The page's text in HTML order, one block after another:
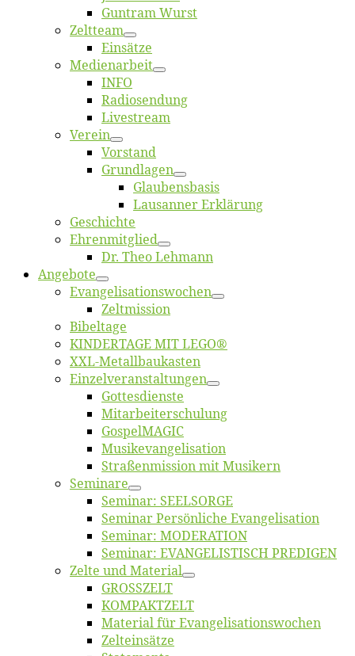
Gun­tram Wurst
Zelt­team
Ein­sät­ze
Me­di­en­ar­beit
INFO
Ra­dio­sen­dung
Live­stream
Ver­ein
Vor­stand
Grund­la­gen
Glaubens­ba­sis
Lausan­ner Erklärung
Ge­schich­te
Eh­ren­mit­glied
Dr. Theo Lehmann
An­ge­bo­te
Evangelisa­tions­wo­chen
Zelt­mis­si­on
Bi­bel­ta­ge
KINDERTAGE MIT LEGO®
XXL-Me­­tal­l­­bau­­kas­­ten
Einzelver­an­stal­tungen
Got­tes­diens­te
Mitarbeiter­schulung
Gos­pel­MA­GIC
Musikevan­ge­li­sa­tion
Straßenmis­sion mit Musikern
Se­mi­na­re
Se­mi­nar: SEELSORGE
Se­mi­nar Per­sön­li­che Evangelisation
Se­mi­nar: MODERATION
Se­mi­nar: EVANGELISTISCH PREDIGEN
Zel­te und Material
GROSSZELT
KOMPAKTZELT
Ma­te­ri­al für Evangelisationswochen
Zelt­ein­sät­ze